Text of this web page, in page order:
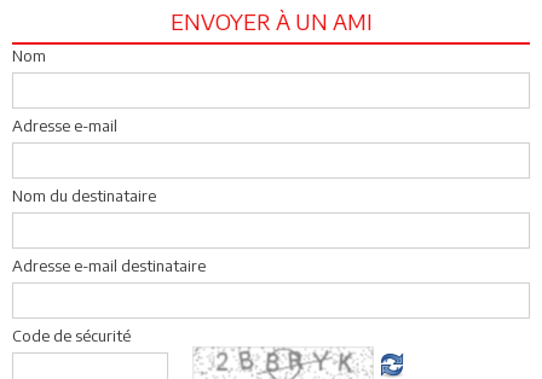
ENVOYER À UN AMI
Nom
Adresse e-mail
Nom du destinataire
Adresse e-mail destinataire
Code de sécurité